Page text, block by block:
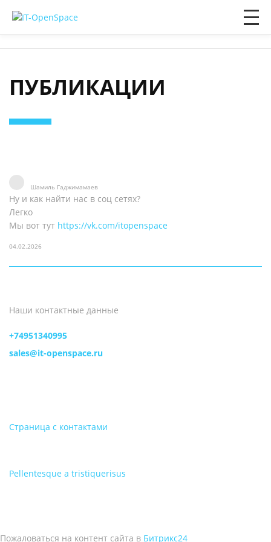
ПУБЛИКАЦИИ
Шамиль Гаджимамаев
Ну и как найти нас в соц сетях?
Легко
Мы вот тут https://vk.com/itopenspace
04.02.2026
Наши контактные данные
+74951340995
sales@it-openspace.ru
Страница с контактами
Pellentesque a tristiquerisus
Пожаловаться на контент cайта в Битрикс24